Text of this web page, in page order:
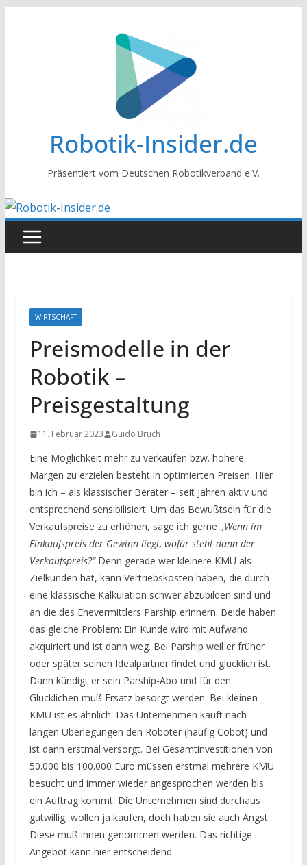
Robotik-Insider.de
Präsentiert vom Deutschen Robotikverband e.V.
WIRTSCHAFT
Preismodelle in der
Robotik –
Preisgestaltung
11. Februar 2023 Guido Bruch
Eine Möglichkeit mehr zu verkaufen bzw. höhere
Margen zu erzielen besteht in optimierten Preisen. Hier
bin ich – als klassischer Berater – seit Jahren aktiv und
entsprechend sensibilisiert. Um das Bewußtsein für die
Verkaufspreise zu erhöhen, sage ich gerne „Wenn im
Einkaufspreis der Gewinn liegt, wofür steht dann der
Verkaufspreis?“Denn gerade wer kleinere KMU als
Zielkunden hat, kann Vertriebskosten haben, die durch
eine klassische Kalkulation schwer abzubilden sind und
an die des Ehevermittlers Parship erinnern. Beide haben
das gleiche Problem: Ein Kunde wird mit Aufwand
akquiriert und ist dann weg. Bei Parship weil er früher
oder später seinen Idealpartner findet und glücklich ist.
Dann kündigt er sein Parship-Abo und für den
Glücklichen muß Ersatz besorgt werden. Bei kleinen
KMU ist es ähnlich: Das Unternehmen kauft nach
langen Überlegungen den Roboter (häufig Cobot) und
ist dann erstmal versorgt. Bei Gesamtinvestitionen von
50.000 bis 100.000 Euro müssen erstmal mehrere KMU
besucht und immer wieder angesprochen werden bis
ein Auftrag kommt. Die Unternehmen sind durchaus
gutwillig, wollen ja kaufen, doch haben sie auch Angst.
Diese muß ihnen genommen werden. Das richtige
Angebot kann hier entscheidend.